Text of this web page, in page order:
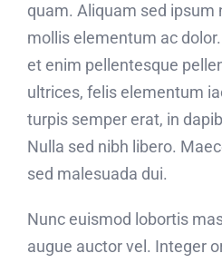
quam. Aliquam sed ipsum
mollis elementum ac
et enim pellentesque
ultrices, felis elementum
turpis semper erat, in
Nulla sed nibh libero.
sed malesuada dui.
Nunc euismod lobortis
augue auctor vel. Integer